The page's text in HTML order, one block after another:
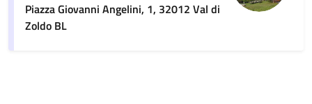
Piazza Giovanni Angelini, 1, 32012 Val di
Zoldo BL